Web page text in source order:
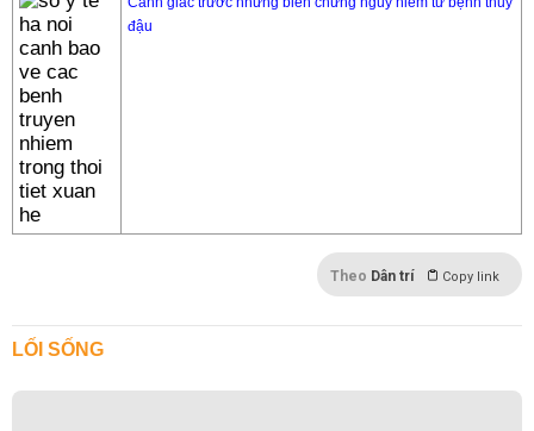
đậu
Theo Dân trí Copy link
LỐI SỐNG